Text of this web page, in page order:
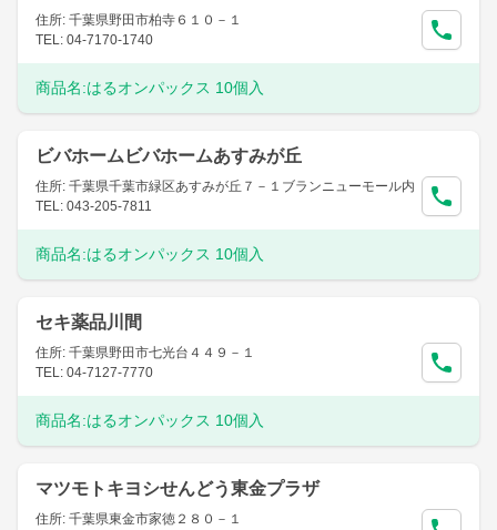
住所: 千葉県野田市柏寺６１０－１
TEL: 04-7170-1740
商品名:はるオンパックス 10個入
ビバホームビバホームあすみが丘
住所: 千葉県千葉市緑区あすみが丘７－１ブランニューモール内
TEL: 043-205-7811
商品名:はるオンパックス 10個入
セキ薬品川間
住所: 千葉県野田市七光台４４９－１
TEL: 04-7127-7770
商品名:はるオンパックス 10個入
マツモトキヨシせんどう東金プラザ
住所: 千葉県東金市家徳２８０－１